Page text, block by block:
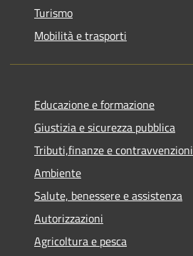
Turismo
Mobilità e trasporti
Educazione e formazione
Giustizia e sicurezza pubblica
Tributi,finanze e contravvenzioni
Ambiente
Salute, benessere e assistenza
Autorizzazioni
Agricoltura e pesca